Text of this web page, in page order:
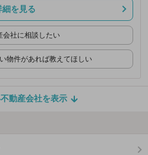
細を見る
会社に相談したい
物件があれば教えてほしい
動産会社を表示